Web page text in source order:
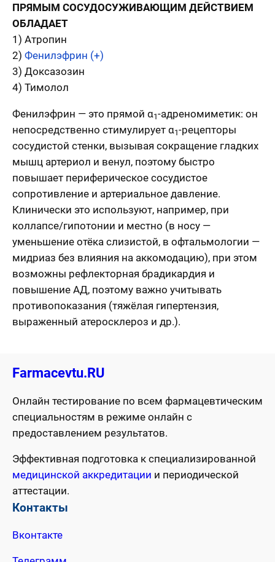
ПРЯМЫМ СОСУДОСУЖИВАЮЩИМ ДЕЙСТВИЕМ
ОБЛАДАЕТ
1) Атропин
2) Фенилэфрин (+)
3) Доксазозин
4) Тимолол
Фенилэфрин — это прямой α1-адреномиметик: он
непосредственно стимулирует α1-рецепторы
сосудистой стенки, вызывая сокращение гладких
мышц артериол и венул, поэтому быстро
повышает периферическое сосудистое
сопротивление и артериальное давление.
Клинически это используют, например, при
коллапсе/гипотонии и местно (в носу —
уменьшение отёка слизистой, в офтальмологии —
мидриаз без влияния на аккомодацию), при этом
возможны рефлекторная брадикардия и
повышение АД, поэтому важно учитывать
противопоказания (тяжёлая гипертензия,
выраженный атеросклероз и др.).
Farmacevtu.RU
Онлайн тестирование по всем фармацевтическим
специальностям в режиме онлайн с
предоставлением результатов.
Эффективная подготовка к специализированной
медицинской аккредитации и периодической
аттестации.
Контакты
Вконтакте